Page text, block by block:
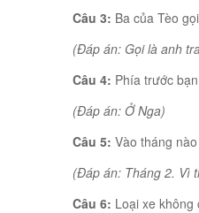
Câu 3: Ba của Tèo
(Đáp án: Gọi là anh
Câu 4: Phía trước
(Đáp án: Ở Nga)
Câu 5: Vào tháng
(Đáp án: Tháng 2. Vì
Câu 6: Loại xe